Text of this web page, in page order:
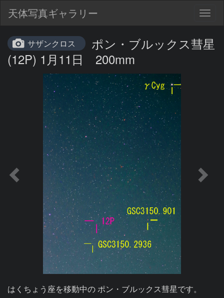
天体写真ギャラリー
サザンクロス
ポン・ブルックス彗星
(12P) 1月11日 200mm
はくちょう座を移動中の ポン・ブルックス彗星です。